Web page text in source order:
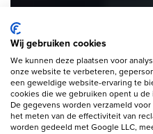
Wij gebruiken cookies
We kunnen deze plaatsen voor
onze website te verbeteren,
een geweldige website-ervaring te
cookies die we gebruiken opent u
De gegevens worden verzameld
het meten van de effectiviteit van
worden gedeeld met Google LLC,